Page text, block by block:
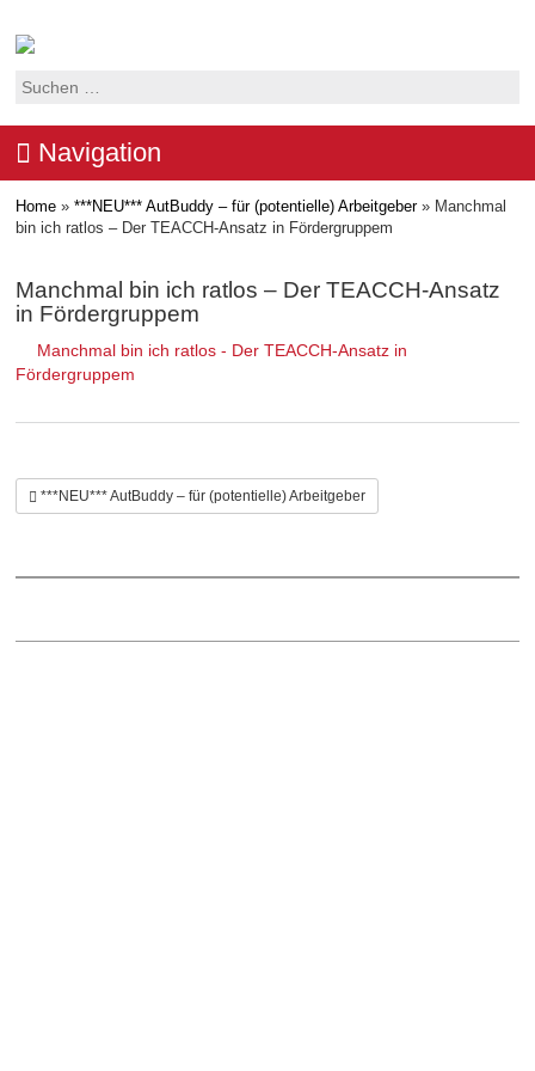
Suchen
Navigation
Home » ***NEU*** AutBuddy – für (potentielle) Arbeitgeber» Manchmal
bin ich ratlos – Der TEACCH-Ansatz in Fördergruppem
Manchmal bin ich ratlos – Der TEACCH-Ansatz
in Fördergruppem
Manchmal bin ich ratlos - Der TEACCH-Ansatz in
Fördergruppem
***NEU*** AutBuddy – für (potentielle) Arbeitgeber